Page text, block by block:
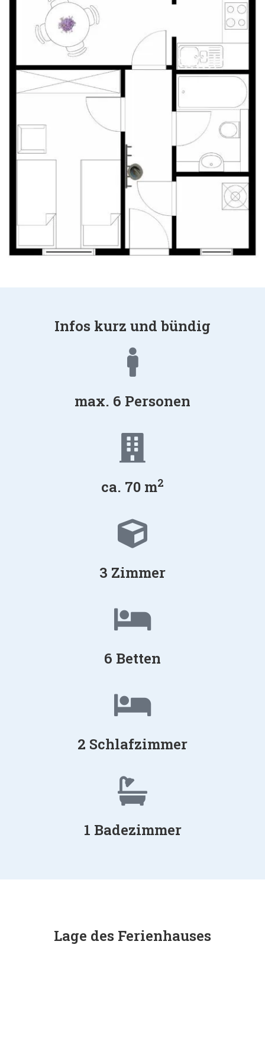
Infos kurz und bündig
max. 6 Personen
ca. 70 m2
3 Zimmer
6 Betten
2 Schlafzimmer
1 Badezimmer
Lage des Ferienhauses